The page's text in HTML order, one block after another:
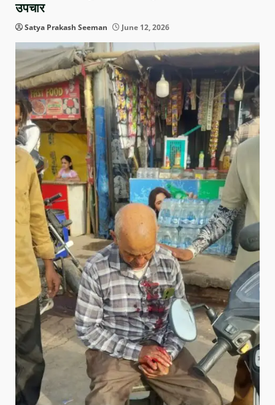
उपचार
Satya Prakash Seeman June 12, 2026